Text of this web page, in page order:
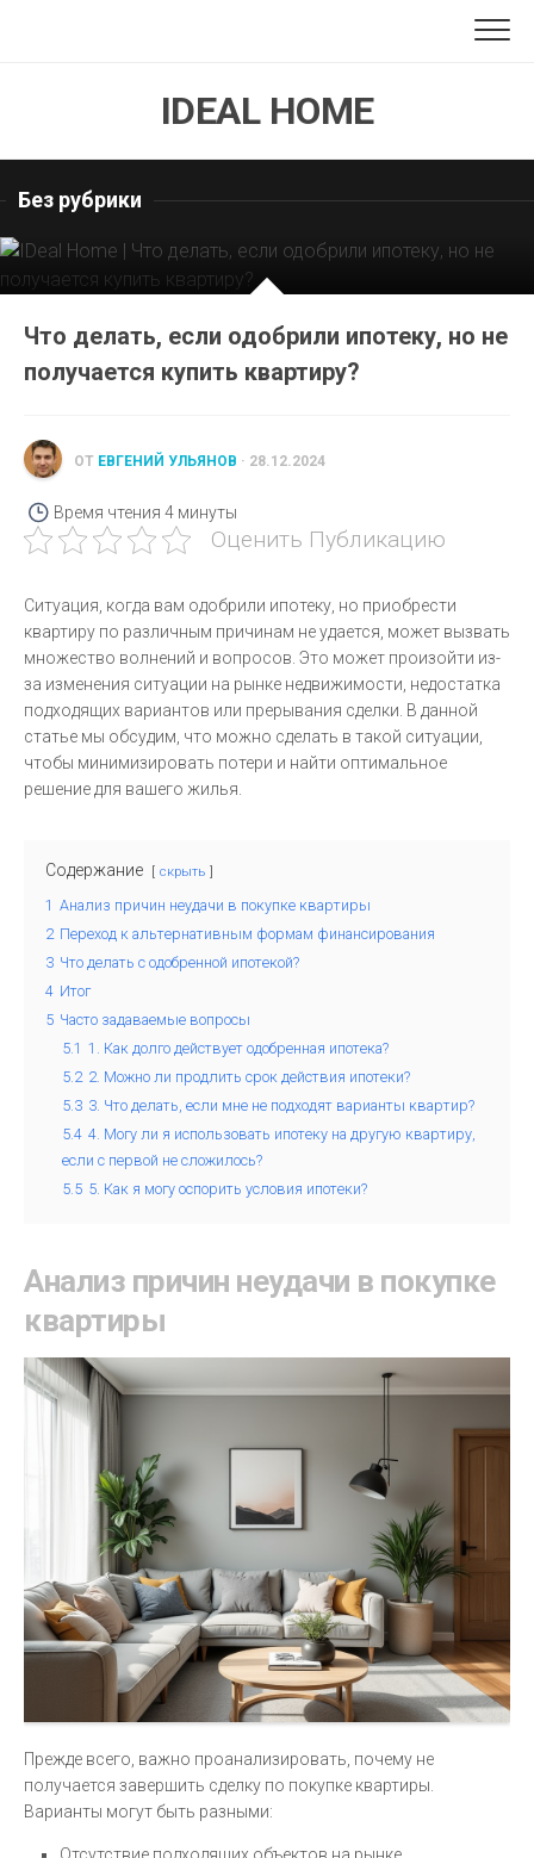
IDEAL HOME
Без рубрики
Что делать, если одобрили ипотеку, но не
получается купить квартиру?
ОТ ЕВГЕНИЙ УЛЬЯНОВ · 28.12.2024
Время чтения 4 минуты
Оценить Публикацию
Ситуация, когда вам одобрили ипотеку, но приобрести
квартиру по различным причинам не удается, может вызвать
множество волнений и вопросов. Это может произойти из-
за изменения ситуации на рынке недвижимости, недостатка
подходящих вариантов или прерывания сделки. В данной
статье мы обсудим, что можно сделать в такой ситуации,
чтобы минимизировать потери и найти оптимальное
решение для вашего жилья.
Содержание скрыть
1 Анализ причин неудачи в покупке квартиры
2 Переход к альтернативным формам финансирования
3 Что делать с одобренной ипотекой?
4 Итог
5 Часто задаваемые вопросы
5.1 1. Как долго действует одобренная ипотека?
5.2 2. Можно ли продлить срок действия ипотеки?
5.3 3. Что делать, если мне не подходят варианты квартир?
5.4 4. Могу ли я использовать ипотеку на другую квартиру,
если с первой не сложилось?
5.5 5. Как я могу оспорить условия ипотеки?
Анализ причин неудачи в покупке
квартиры
Прежде всего, важно проанализировать, почему не
получается завершить сделку по покупке квартиры.
Варианты могут быть разными: